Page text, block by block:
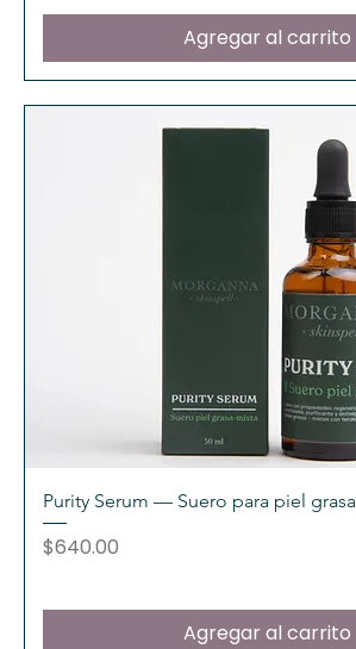
Agregar al carrito
Purity Serum — Suero para piel grasa
Precio
$640.00
Agregar al carrito